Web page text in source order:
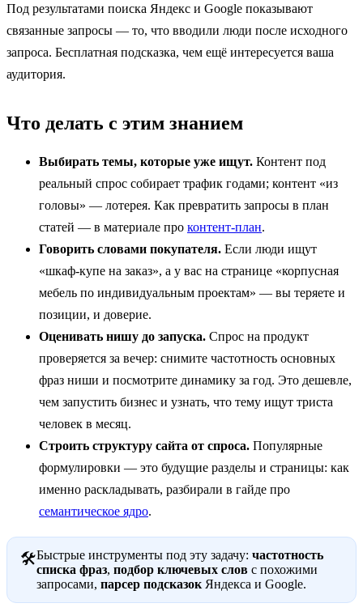
Под результатами поиска Яндекс и Google показывают
связанные запросы — то, что вводили люди после исходного
запроса. Бесплатная подсказка, чем ещё интересуется ваша
аудитория.
Что делать с этим знанием
Выбирать темы, которые уже ищут. Контент под
реальный спрос собирает трафик годами; контент «из
головы» — лотерея. Как превратить запросы в план
статей — в материале про контент-план.
Говорить словами покупателя. Если люди ищут
«шкаф-купе на заказ», а у вас на странице «корпусная
мебель по индивидуальным проектам» — вы теряете и
позиции, и доверие.
Оценивать нишу до запуска. Спрос на продукт
проверяется за вечер: снимите частотность основных
фраз ниши и посмотрите динамику за год. Это дешевле,
чем запустить бизнес и узнать, что тему ищут триста
человек в месяц.
Строить структуру сайта от спроса. Популярные
формулировки — это будущие разделы и страницы: как
именно раскладывать, разбирали в гайде про
семантическое ядро.
🛠Быстрые инструменты под эту задачу: частотность
списка фраз, подбор ключевых слов с похожими
запросами, парсер подсказок Яндекса и Google.